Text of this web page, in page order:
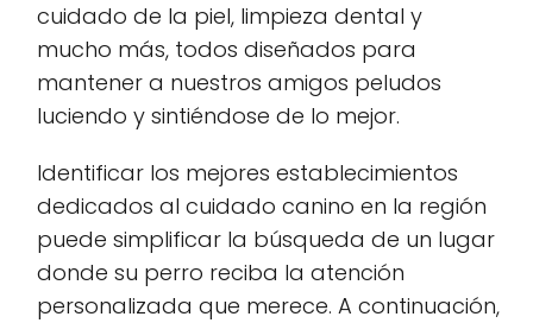
cuidado de la piel, limpieza dental y
mucho más, todos diseñados para
mantener a nuestros amigos peludos
luciendo y sintiéndose de lo mejor.
Identificar los mejores establecimientos
dedicados al cuidado canino en la región
puede simplificar la búsqueda de un lugar
donde su perro reciba la atención
personalizada que merece. A continuación,